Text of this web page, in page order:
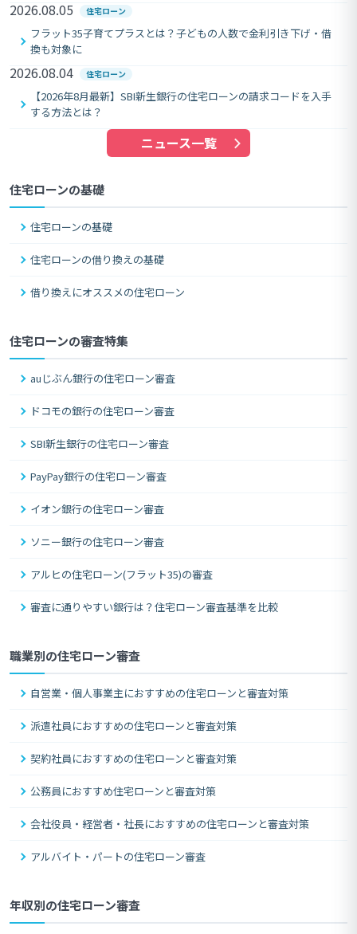
2026.08.05 住宅ローン
フラット35子育てプラスとは？子どもの人数で金利引き下げ・借
換も対象に
2026.08.04 住宅ローン
【2026年8月最新】SBI新生銀行の住宅ローンの請求コードを入手
する方法とは？
ニュース一覧
住宅ローンの基礎
住宅ローンの基礎
住宅ローンの借り換えの基礎
借り換えにオススメの住宅ローン
住宅ローンの審査特集
auじぶん銀行の住宅ローン審査
ドコモの銀行の住宅ローン審査
SBI新生銀行の住宅ローン審査
PayPay銀行の住宅ローン審査
イオン銀行の住宅ローン審査
ソニー銀行の住宅ローン審査
アルヒの住宅ローン(フラット35)の審査
審査に通りやすい銀行は？住宅ローン審査基準を比較
職業別の住宅ローン審査
自営業・個人事業主におすすめの住宅ローンと審査対策
派遣社員におすすめの住宅ローンと審査対策
契約社員におすすめの住宅ローンと審査対策
公務員におすすめ住宅ローンと審査対策
会社役員・経営者・社長におすすめの住宅ローンと審査対策
アルバイト・パートの住宅ローン審査
年収別の住宅ローン審査